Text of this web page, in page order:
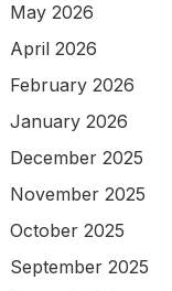
May 2026
April 2026
February 2026
January 2026
December 2025
November 2025
October 2025
September 2025